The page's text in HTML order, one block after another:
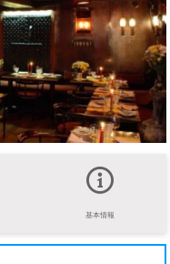
基本情報